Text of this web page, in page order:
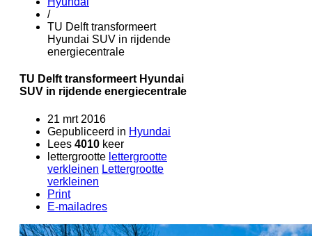
/
TU Delft transformeert
Hyundai SUV in rijdende
energiecentrale
TU Delft transformeert Hyundai
SUV in rijdende energiecentrale
21 mrt 2016
Gepubliceerd in Hyundai
Lees 4010 keer
lettergrootte lettergrootte
verkleinen Lettergrootte
verkleinen
Print
E-mailadres